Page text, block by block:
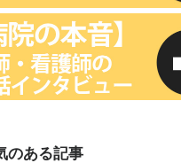
のある記事